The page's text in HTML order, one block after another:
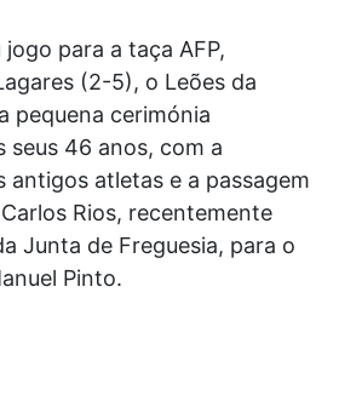
para a taça AFP,
(2-5), o Leões da
pequena cerimónia
seus 46 anos, com a
antigos atletas e a passagem
Rios, recentemente
Junta de Freguesia, para o
Pinto.